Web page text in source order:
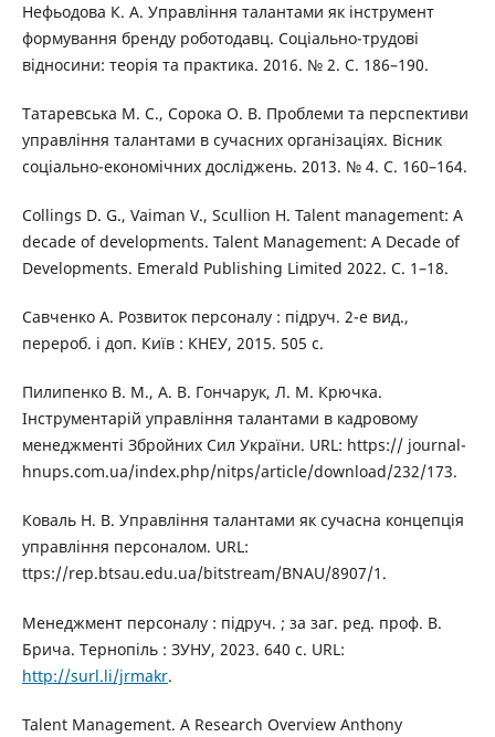
Нефьодова К. А. Управління талантами як інструмент
формування бренду роботодавц. Соціально-трудові
відносини: теорія та практика. 2016. № 2. С. 186–190.
Татаревська М. С., Сорока О. В. Проблеми та перспективи
управління талантами в сучасних організаціях. Вісник
соціально-економічних досліджень. 2013. № 4. С. 160–164.
Collings D. G., Vaiman V., Scullion H. Talent management: A
decade of developments. Talent Management: A Decade of
Developments. Emerald Publishing Limited 2022. С. 1–18.
Савченко А. Розвиток персоналу : підруч. 2-е вид.,
перероб. і доп. Київ : КНЕУ, 2015. 505 с.
Пилипенко В. М., А. В. Гончарук, Л. М. Крючка.
Інструментарій управління талантами в кадровому
менеджменті Збройних Сил України. URL: https:// journal-
hnups.com.ua/index.php/nitps/article/download/232/173.
Коваль Н. В. Управління талантами як сучасна концепція
управління персоналом. URL:
ttps://rep.btsau.edu.ua/bitstream/BNAU/8907/1.
Менеджмент персоналу : підруч. ; за заг. ред. проф. В.
Брича. Тернопіль : ЗУНУ, 2023. 640 с. URL:
http://surl.li/jrmakr.
Talent Management. A Research Overview Anthony